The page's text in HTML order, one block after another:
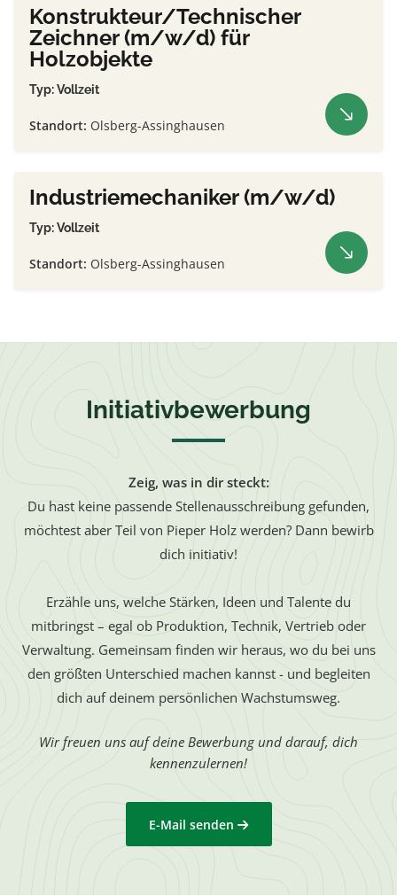
Konstrukteur/Technischer
Zeichner (m/w/d) für
Holzobjekte
Typ: Vollzeit
Standort: Olsberg-Assinghausen
Industriemechaniker (m/w/d)
Typ: Vollzeit
Standort: Olsberg-Assinghausen
Initiativbewerbung
Zeig, was in dir steckt:
Du hast keine passende Stellenausschreibung gefunden,
möchtest aber Teil von Pieper Holz werden? Dann bewirb
dich initiativ!
Erzähle uns, welche Stärken, Ideen und Talente du
mitbringst – egal ob Produktion, Technik, Vertrieb oder
Verwaltung. Gemeinsam finden wir heraus, wo du bei uns
den größten Unterschied machen kannst - und begleiten
dich auf deinem persönlichen Wachstumsweg.
Wir freuen uns auf deine Bewerbung und darauf, dich
kennenzulernen!
E-Mail senden